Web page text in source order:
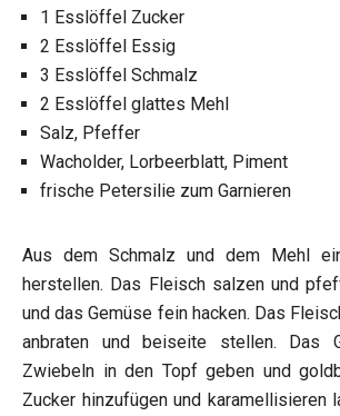
1 Esslöffel Zucker
2 Esslöffel Essig
3 Esslöffel Schmalz
2 Esslöffel glattes Mehl
Salz, Pfeffer
Wacholder, Lorbeerblatt, Piment
frische Petersilie zum Garnieren
Aus dem Schmalz und dem Mehl
herstellen. Das Fleisch salzen und
und das Gemüse fein hacken. Das
anbraten und beiseite stellen. Das
Zwiebeln in den Topf geben und
Zucker hinzufügen und karamellisieren